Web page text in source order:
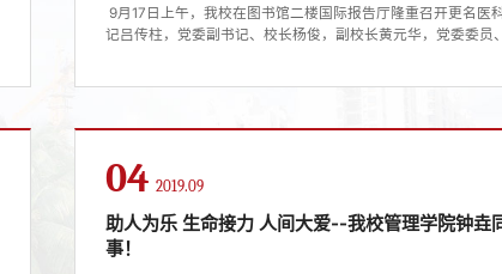
9月17日上午，我校在图书馆二楼国际报告厅隆重召开更名医
记吕传柱，党委副书记、校长杨俊，副校长黄元华，党委委员
04 2019.09
助人为乐 生命接力 人间大爱--我校管理学院钟垚
事！